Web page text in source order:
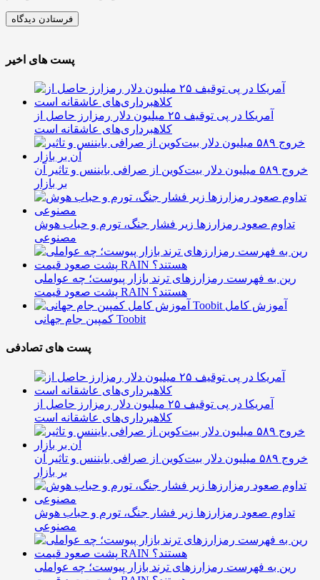
پست های اخیر
آمریکا در پی توقیف ۲۵ میلیون دلار رمزارز حاصل از
کلاهبرداری‌های عاشقانه است
خروج ۵۸۹ میلیون دلار بیت‌کوین از صرافی بایننس و تاثیر آن
بر بازار
تداوم صعود رمزارزها زیر فشار جنگ، تورم و حباب هوش
مصنوعی
رین به فهرست رمزارزهای ترند بازار پیوست؛ چه عواملی
پشت صعود قیمت RAIN هستند؟
آموزش کامل
کمپین جام جهانی Toobit
پست های تصادفی
آمریکا در پی توقیف ۲۵ میلیون دلار رمزارز حاصل از
کلاهبرداری‌های عاشقانه است
خروج ۵۸۹ میلیون دلار بیت‌کوین از صرافی بایننس و تاثیر آن
بر بازار
تداوم صعود رمزارزها زیر فشار جنگ، تورم و حباب هوش
مصنوعی
رین به فهرست رمزارزهای ترند بازار پیوست؛ چه عواملی